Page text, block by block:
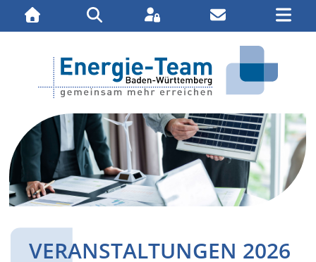
VERANSTALTUNGEN 2026
Datenschutz